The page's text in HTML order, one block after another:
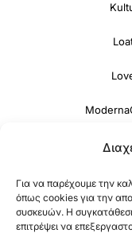
Για να παρέχουμε την
όπως cookies για την
συσκευών. Η
επιτρέψει να